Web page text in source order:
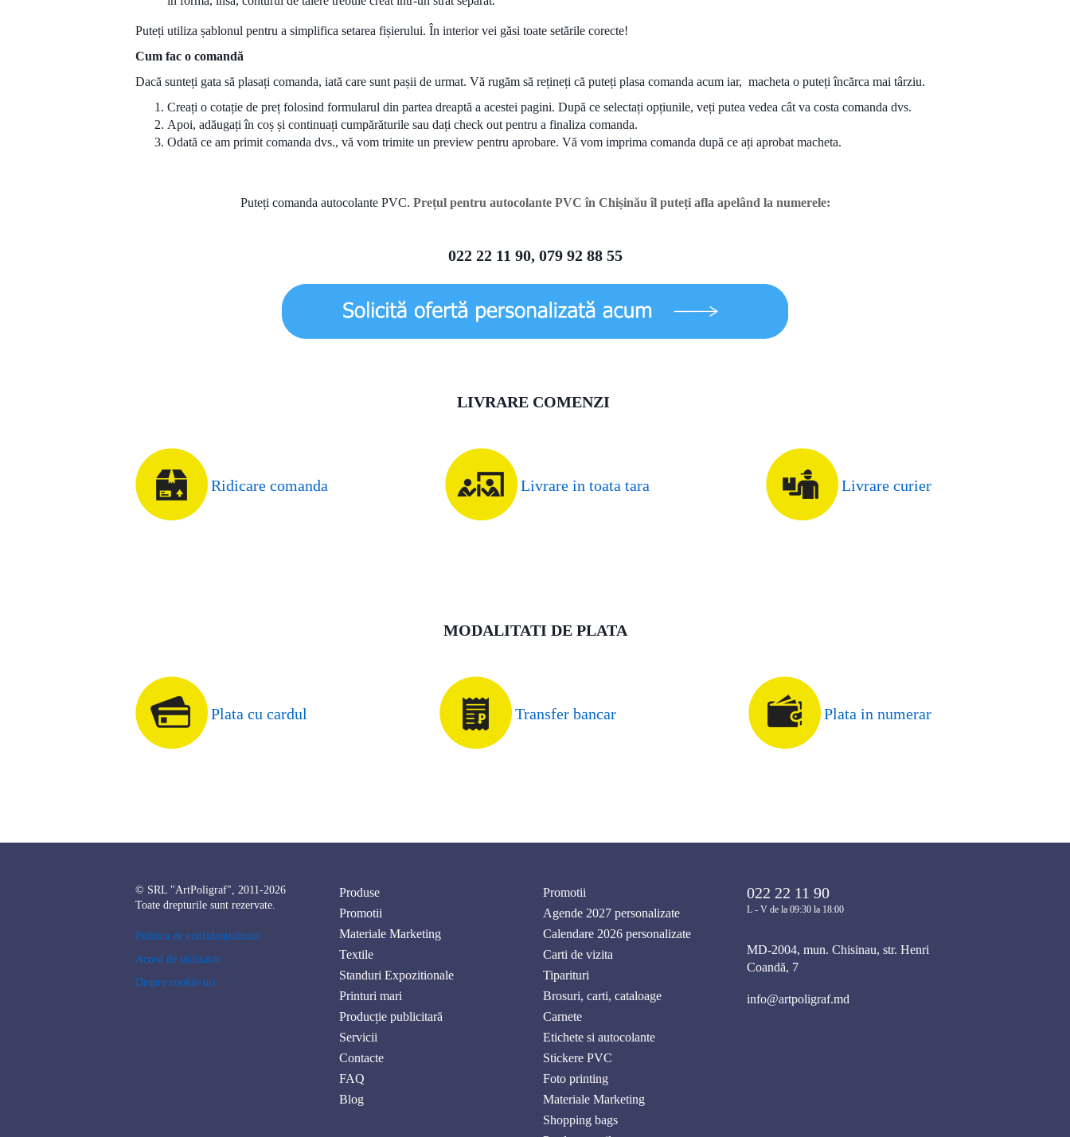
Puteți utiliza șablonul pentru a simplifica setarea fișierului. În interior vei găsi toate setările corecte!
Cum fac o comandă
Dacă sunteți gata să plasați comanda, iată care sunt pașii de urmat. Vă rugăm să rețineți că puteți plasa comanda acum iar, macheta o puteți încărca mai târziu.
Creați o cotație de preț folosind formularul din partea dreaptă a acestei pagini. După ce selectați opțiunile, veți putea vedea cât va costa comanda dvs.
Apoi, adăugați în coș și continuați cumpărăturile sau dați check out pentru a finaliza comanda.
Odată ce am primit comanda dvs., vă vom trimite un preview pentru aprobare. Vă vom imprima comanda după ce ați aprobat macheta.
Puteți comanda autocolante PVC. Prețul pentru autocolante PVC în Chișinău îl puteți afla apelând la numerele:
022 22 11 90, 079 92 88 55
LIVRARE COMENZI
Ridicare comanda Livrare in toata tara Livrare curier
MODALITATI DE PLATA
Plata cu cardul Transfer bancar Plata in numerar
© SRL "ArtPoligraf", 2011-2026
Toate drepturile sunt rezervate.
Politica de confidențialitate
Acord de utilizator
Despre cookie-uri
Produse
Promotii
Materiale Marketing
Textile
Standuri Expozitionale
Printuri mari
Producție publicitară
Servicii
Contacte
FAQ
Blog
Promotii
Agende 2027 personalizate
Calendare 2026 personalizate
Carti de vizita
Tiparituri
Brosuri, carti, cataloage
Carnete
Etichete si autocolante
Stickere PVC
Foto printing
Materiale Marketing
Shopping bags
022 22 11 90
L - V de la 09:30 la 18:00
MD-2004, mun. Chisinau, str. Henri
Coandă, 7
info@artpoligraf.md